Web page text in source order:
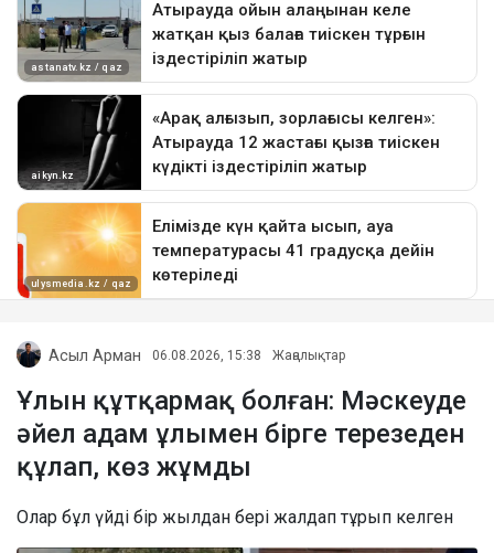
Асыл Арман 06.08.2026, 15:38 Жаңалықтар
Ұлын құтқармақ болған: Мәскеуде
әйел адам ұлымен бірге терезеден
құлап, көз жұмды
Олар бұл үйді бір жылдан бері жалдап тұрып келген